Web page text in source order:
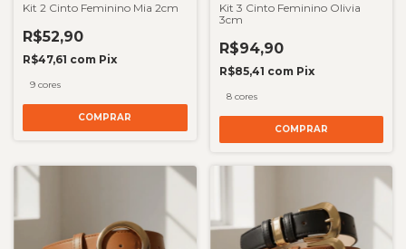
Kit 2 Cinto Feminino Mia 2cm
R$52,90
R$47,61 com Pix
9 cores
COMPRAR
Kit 3 Cinto Feminino Olivia
3cm
R$94,90
R$85,41 com Pix
8 cores
COMPRAR